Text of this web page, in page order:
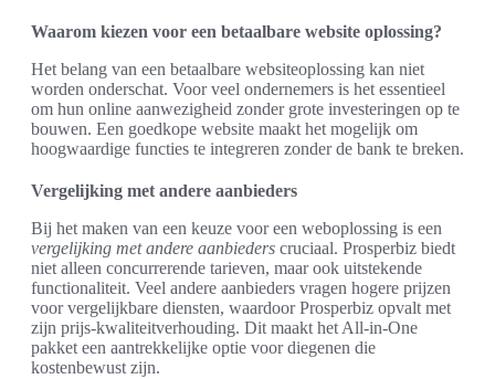
Waarom kiezen voor een betaalbare website oplossing?
Het belang van een betaalbare websiteoplossing kan niet
worden onderschat. Voor veel ondernemers is het essentieel
om hun online aanwezigheid zonder grote investeringen op te
bouwen. Een goedkope website maakt het mogelijk om
hoogwaardige functies te integreren zonder de bank te breken.
Vergelijking met andere aanbieders
Bij het maken van een keuze voor een weboplossing is een
vergelijking met andere aanbieders cruciaal. Prosperbiz biedt
niet alleen concurrerende tarieven, maar ook uitstekende
functionaliteit. Veel andere aanbieders vragen hogere prijzen
voor vergelijkbare diensten, waardoor Prosperbiz opvalt met
zijn prijs-kwaliteitverhouding. Dit maakt het All-in-One
pakket een aantrekkelijke optie voor diegenen die
kostenbewust zijn.